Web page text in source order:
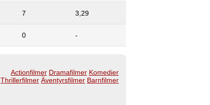
7 3,29
0 -
Actionfilmer Dramafilmer Komedier
Thrillerfilmer Äventyrsfilmer Barnfilmer